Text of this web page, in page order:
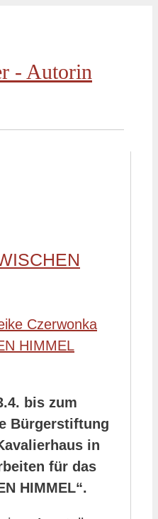
- Autorin
bis zum
Bürgerstiftung
in
für das
HIMMEL“.